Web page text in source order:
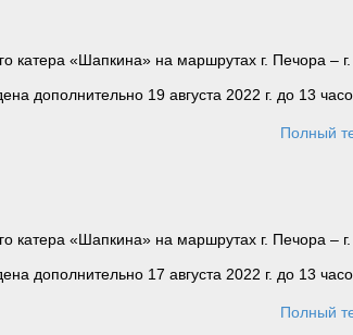
катера «Шапкина» на маршрутах г. Печора – г.
дополнительно 19 августа 2022 г. до 13
Полный
катера «Шапкина» на маршрутах г. Печора – г.
дополнительно 17 августа 2022 г. до 13
Полный